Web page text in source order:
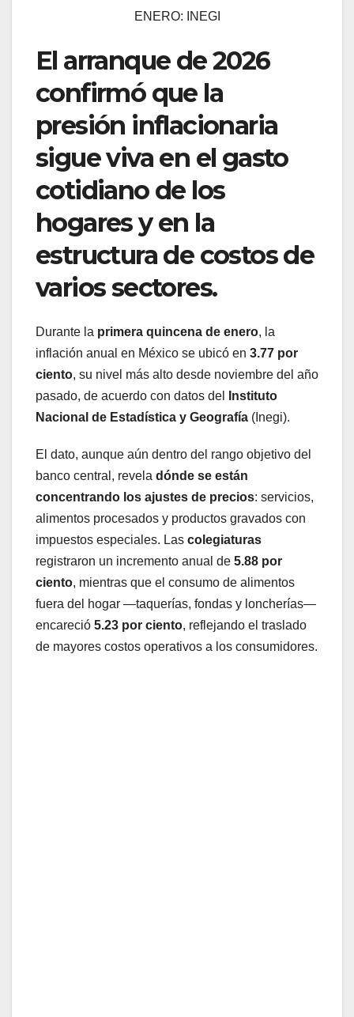
ENERO: INEGI
El arranque de 2026
confirmó que la
presión inflacionaria
sigue viva en el gasto
cotidiano de los
hogares y en la
estructura de costos de
varios sectores.
Durante la primera quincena de enero, la
inflación anual en México se ubicó en 3.77 por
ciento, su nivel más alto desde noviembre del año
pasado, de acuerdo con datos del
Instituto
Nacional de Estadística y Geografía (Inegi).
El dato, aunque aún dentro del rango objetivo del
banco central, revela dónde se están
concentrando los ajustes de precios: servicios,
alimentos procesados y productos gravados con
impuestos especiales. Las colegiaturas
registraron un incremento anual de 5.88 por
ciento, mientras que el consumo de alimentos
fuera del hogar —taquerías, fondas y loncherías—
encareció 5.23 por ciento, reflejando el traslado
de mayores costos operativos a los consumidores.